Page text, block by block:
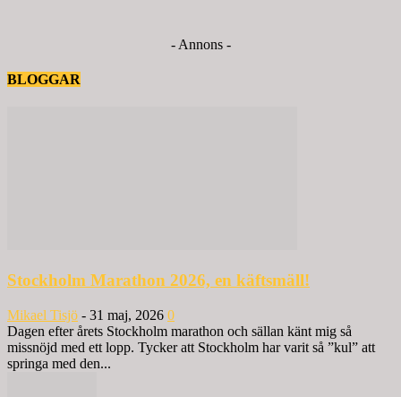
- Annons -
BLOGGAR
Stockholm Marathon 2026, en käftsmäll!
Mikael Tisjö - 31 maj, 2026 0
Dagen efter årets Stockholm marathon och sällan känt mig så
missnöjd med ett lopp. Tycker att Stockholm har varit så ”kul” att
springa med den...